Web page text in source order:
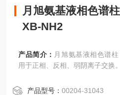
月旭氨基液相色谱
XB-NH2
产品简介： 月旭氨基液相色谱柱
用于正相、反相、弱阴离子交换。
产品型号：00204-31043